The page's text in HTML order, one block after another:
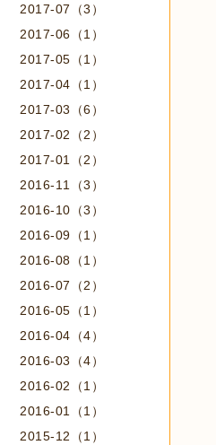
2017-07（3）
2017-06（1）
2017-05（1）
2017-04（1）
2017-03（6）
2017-02（2）
2017-01（2）
2016-11（3）
2016-10（3）
2016-09（1）
2016-08（1）
2016-07（2）
2016-05（1）
2016-04（4）
2016-03（4）
2016-02（1）
2016-01（1）
2015-12（1）